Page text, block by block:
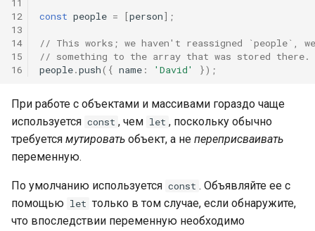
12
13
14
15
16
const people = [person];
// This works; we haven't reassigned `people`,
// something to the array that was stored there.
people.push({ name : 'David' });
При работе с объектами и массивами гораздо чаще
используется const , чем let , поскольку обычно
требуется мутировать объект, а не переприсваивать
переменную.
По умолчанию используется const . Объявляйте ее с
помощью let только в том случае, если обнаружите,
что впоследствии переменную необходимо